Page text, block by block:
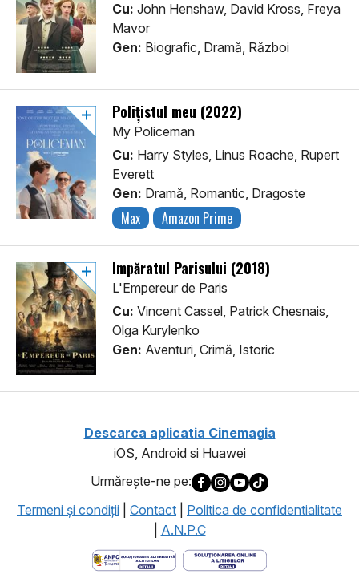
Cu: John Henshaw, David Kross, Freya
Mavor
Gen: Biografic, Dramă, Război
Polițistul meu (2022)
My Policeman
Cu: Harry Styles, Linus Roache, Rupert
Everett
Gen: Dramă, Romantic, Dragoste
Max Amazon Prime
Împăratul Parisului (2018)
L'Empereur de Paris
Cu: Vincent Cassel, Patrick Chesnais,
Olga Kurylenko
Gen: Aventuri, Crimă, Istoric
Descarca aplicatia Cinemagia
iOS, Android si Huawei
Urmăreşte-ne pe:
Termeni şi condiţii
Contact
Politica de confidentialitate
A.N.P.C